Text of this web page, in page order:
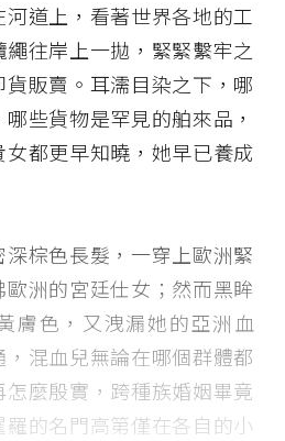
道上，看著世界各地的工
往岸上一拋，緊緊繫牢之
販賣。耳濡目染之下，哪
些貨物是罕見的舶來品，
都更早知曉，她早已養成
棕色長髮，一穿上歐洲緊
洲的宮廷仕女；然而黑眸
膚色，又洩漏她的亞洲血
混血兒無論在哪個群體都
麼殷實，跨種族婚姻畢竟
的名門高第僅在各自的小